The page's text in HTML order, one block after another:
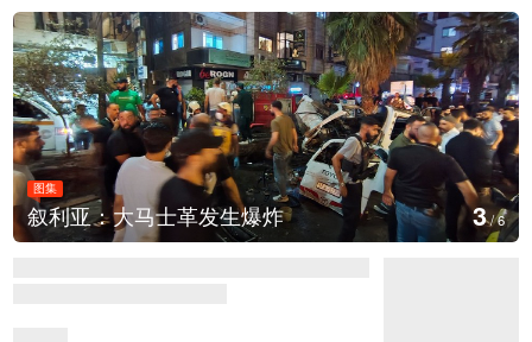
图集
叙利亚：大马士革发生爆炸 4/6